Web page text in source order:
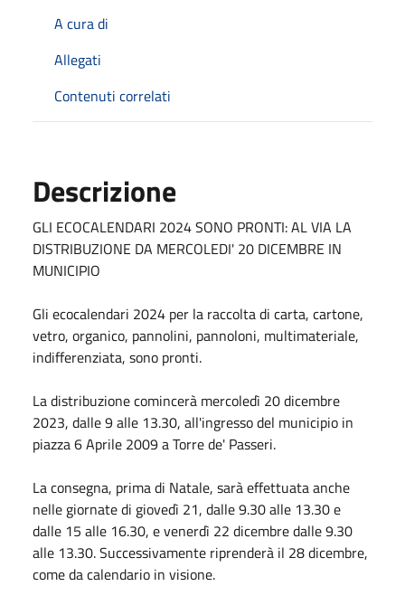
A cura di
Allegati
Contenuti correlati
Descrizione
GLI ECOCALENDARI 2024 SONO PRONTI: AL VIA LA
DISTRIBUZIONE DA MERCOLEDI' 20 DICEMBRE IN
MUNICIPIO
Gli ecocalendari 2024 per la raccolta di carta, cartone,
vetro, organico, pannolini, pannoloni, multimateriale,
indifferenziata, sono pronti.
La distribuzione comincerà mercoledì 20 dicembre
2023, dalle 9 alle 13.30, all'ingresso del municipio in
piazza 6 Aprile 2009 a Torre de' Passeri.
La consegna, prima di Natale, sarà effettuata anche
nelle giornate di giovedì 21, dalle 9.30 alle 13.30 e
dalle 15 alle 16.30, e venerdì 22 dicembre dalle 9.30
alle 13.30. Successivamente riprenderà il 28 dicembre,
come da calendario in visione.